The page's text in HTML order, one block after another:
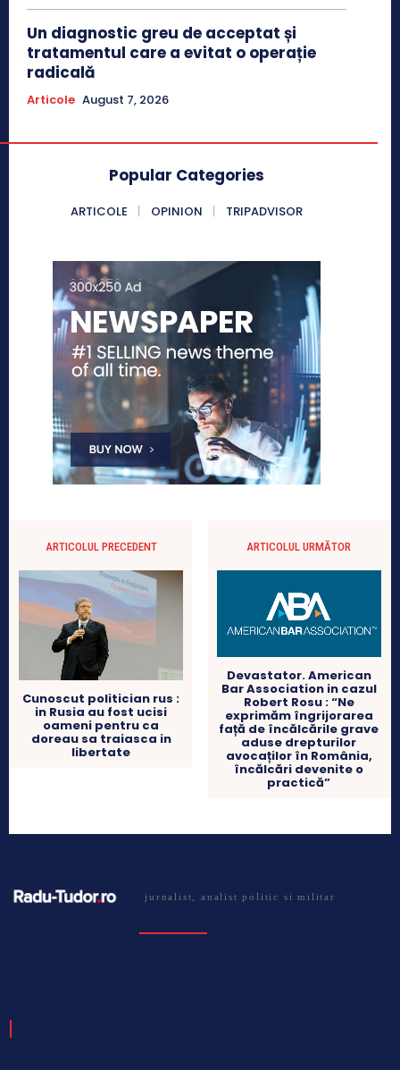
Un diagnostic greu de acceptat și
tratamentul care a evitat o operație
radicală
Articole August 7, 2026
Popular Categories
ARTICOLE OPINION TRIPADVISOR
ARTICOLUL PRECEDENT
Cunoscut politician rus :
in Rusia au fost ucisi
oameni pentru ca
doreau sa traiasca in
libertate
ARTICOLUL URMĂTOR
Devastator. American
Bar Association in cazul
Robert Rosu : “Ne
exprimăm îngrijorarea
față de încălcările grave
aduse drepturilor
avocaților în România,
încălcări devenite o
practică”
jurnalist, analist politic si militar